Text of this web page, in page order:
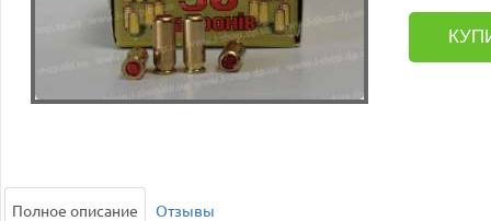
Полное описание Отзывы